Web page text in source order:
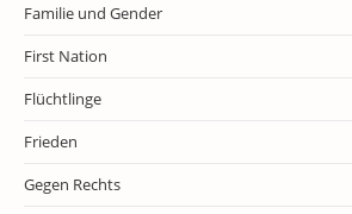
Familie und Gender
First Nation
Flüchtlinge
Frieden
Gegen Rechts